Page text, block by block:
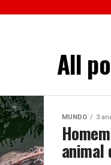
All
MUNDO 3
animal